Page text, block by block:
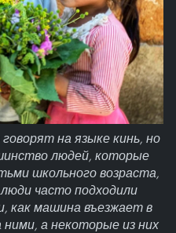
на языке кинь, но
людей, которые
школьного возраста,
часто подходили
как машина въезжает в
ними, а некоторые из них